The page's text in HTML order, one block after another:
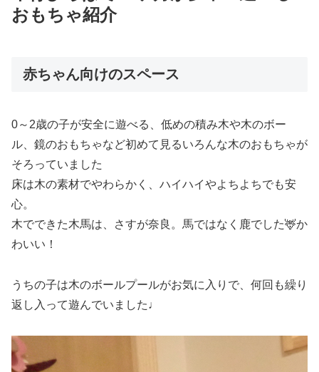
おもちゃ紹介
赤ちゃん向けのスペース
0～2歳の子が安全に遊べる、低めの積み木や木のボー
ル、鏡のおもちゃなど初めて見るいろんな木のおもちゃが
そろっていました
床は木の素材でやわらかく、ハイハイやよちよちでも安
心。
木でできた木馬は、さすが奈良。馬ではなく鹿でした🦌か
わいい！
うちの子は木のボールプールがお気に入りで、何回も繰り
返し入って遊んでいました♩